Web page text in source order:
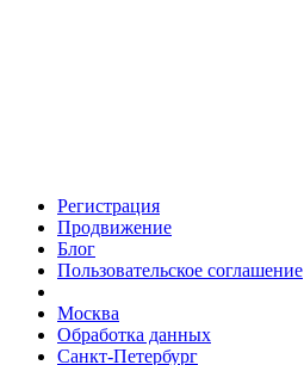
Регистрация
Продвижение
Блог
Пользовательское соглашение
Москва
Обработка данных
Санкт-Петербург